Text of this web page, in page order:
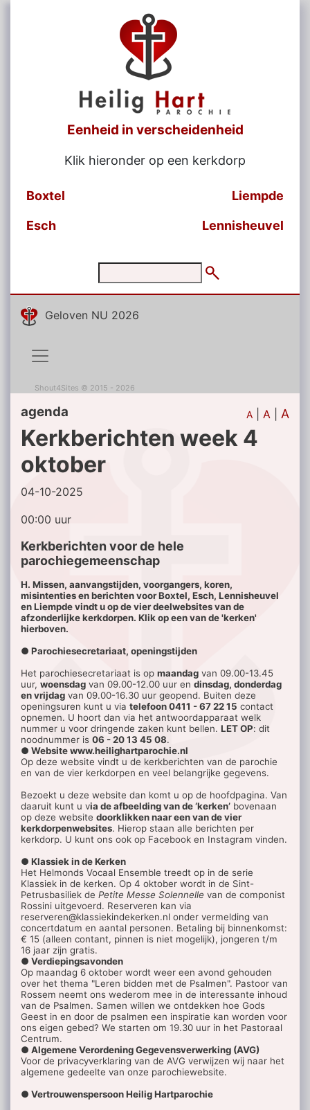
Eenheid in verscheidenheid
Klik hieronder op een kerkdorp
Boxtel Liempde
Esch Lennisheuvel
Geloven NU 2026
Shout4Sites © 2015 - 2026
A A A
agenda
Kerkberichten week 4
oktober
04-10-2025
00:00 uur
Kerkberichten voor de hele
parochiegemeenschap
H. Missen, aanvangstijden, voorgangers, koren,
misintenties en berichten voor Boxtel, Esch, Lennisheuvel
en Liempde vindt u op de vier deelwebsites van de
afzonderlijke kerkdorpen. Klik op een van de 'kerken'
hierboven.
● Parochiesecretariaat, openingstijden
Het parochiesecretariaat is op maandag van 09.00-13.45
uur, woensdag van 09.00-12.00 uur en dinsdag, donderdag
en vrijdag van 09.00-16.30 uur geopend. Buiten deze
openingsuren kunt u via telefoon 0411 - 67 22 15 contact
opnemen. U hoort dan via het antwoordapparaat welk
nummer u voor dringende zaken kunt bellen. LET OP: dit
noodnummer is 06 - 20 13 45 08.
● Website www.heilighartparochie.nl
Op deze website vindt u de kerkberichten van de parochie
en van de vier kerkdorpen en veel belangrijke gegevens.
Bezoekt u deze website dan komt u op de hoofdpagina. Van
daaruit kunt u via de afbeelding van de ‘kerken’ bovenaan
op deze website doorklikken naar een van de vier
kerkdorpenwebsites. Hierop staan alle berichten per
kerkdorp. U kunt ons ook op Facebook en Instagram vinden.
● Klassiek in de Kerken
Het Helmonds Vocaal Ensemble treedt op in de serie
Klassiek in de kerken. Op 4 oktober wordt in de Sint-
Petrusbasiliek de Petite Messe Solennelle van de componist
Rossini uitgevoerd. Reserveren kan via
reserveren@klassiekindekerken.nl onder vermelding van
concertdatum en aantal personen. Betaling bij binnenkomst:
€ 15 (alleen contant, pinnen is niet mogelijk), jongeren t/m
16 jaar zijn gratis.
● Verdiepingsavonden
Op maandag 6 oktober wordt weer een avond gehouden
over het thema "Leren bidden met de Psalmen". Pastoor van
Rossem neemt ons wederom mee in de interessante inhoud
van de Psalmen. Samen willen we ontdekken hoe Gods
Geest in en door de psalmen een inspiratie kan worden voor
ons eigen gebed? We starten om 19.30 uur in het Pastoraal
Centrum.
● Algemene Verordening Gegevensverwerking (AVG)
Voor de privacyverklaring van de AVG verwijzen wij naar het
algemene gedeelte van onze parochiewebsite.
● Vertrouwenspersoon Heilig Hartparochie